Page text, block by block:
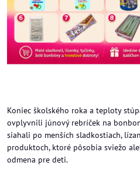
Koniec školského roka a teploty
ovplyvnili júnový rebríček na
siahali po menších sladkostiach,
produktoch, ktoré pôsobia sviežo
odmena pre deti.